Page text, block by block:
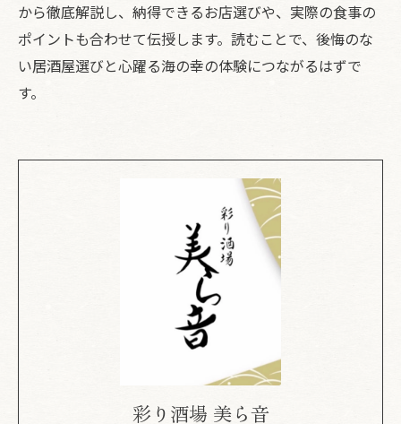
から徹底解説し、納得できるお店選びや、実際の食事の
ポイントも合わせて伝授します。読むことで、後悔のな
い居酒屋選びと心躍る海の幸の体験につながるはずで
す。
彩り酒場 美ら音